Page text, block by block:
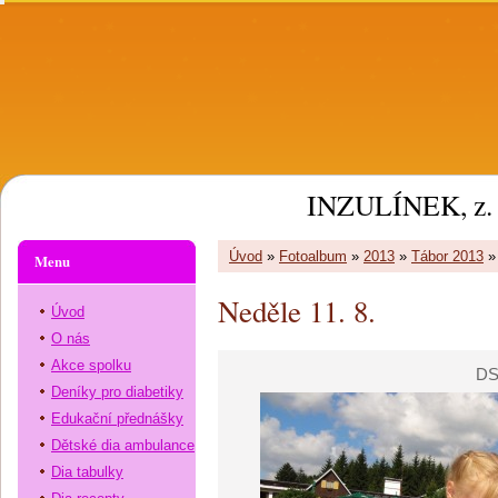
INZULÍNEK, z.
Úvod » Fotoalbum » 2013 » Tábor 2013
Neděle 11. 8.
Menu
Úvod
O nás
Akce spolku
Deníky pro diabetiky
Edukační přednášky
Dětské dia ambulance
Dia tabulky